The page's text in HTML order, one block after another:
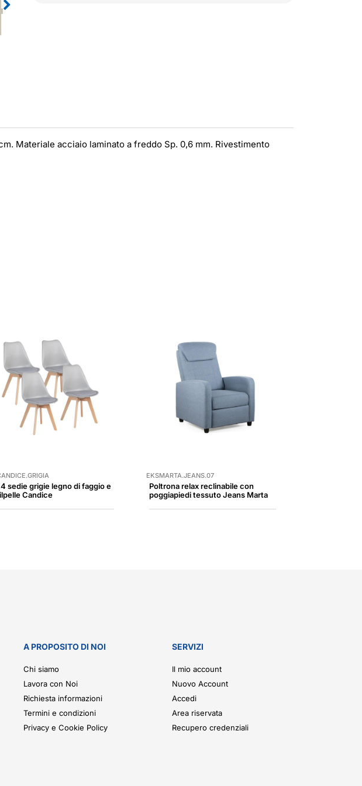
Materiale acciaio laminato a freddo Sp. 0,6 mm. Rivestimento
sedie grigie legno di faggio e
Candice
EKSMARTA.JEANS.07
Poltrona relax reclinabile con
poggiapiedi tessuto Jeans Marta
A PROPOSITO DI NOI
Chi siamo
Lavora con Noi
Richiesta informazioni
Termini e condizioni
Privacy e Cookie Policy
SERVIZI
Il mio account
Nuovo Account
Accedi
Area riservata
Recupero credenziali